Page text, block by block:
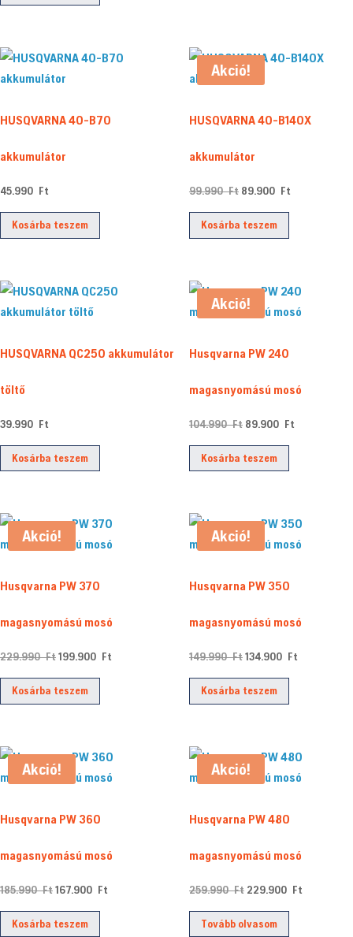
HUSQVARNA 40-B70
akkumulátor
45.990 Ft
Kosárba teszem
Akció!
HUSQVARNA 40-B140X
akkumulátor
99.990Ft Original
price
was:
89.900 FtCurrent
Kosárba teszem
HUSQVARNA QC250 akkumulátor
töltő
39.990 Ft
Kosárba teszem
Akció!
Husqvarna PW 240
magasnyomású mosó
104.990Ft Original
price
was:
89.900 FtCurrent
Kosárba teszem
Akció!
Husqvarna PW 370
magasnyomású mosó
229.990FtOriginal
price
was:
199.900 Ft
Kosárba teszem
Akció!
Husqvarna PW 350
magasnyomású mosó
149.990FtOriginal
price
was:
134.900 FtCurrent
Kosárba teszem
Akció!
Husqvarna PW 360
magasnyomású mosó
185.990FtOriginal
price
was:
167.900 Ft
Kosárba teszem
Akció!
Husqvarna PW 480
magasnyomású mosó
259.990Ft Original
price
was:
229.900 FtCurrent
Tovább olvasom